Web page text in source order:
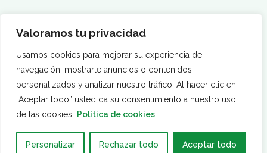
Valoramos tu privacidad
Usamos cookies para mejorar su experiencia de
navegación, mostrarle anuncios o contenidos
personalizados y analizar nuestro tráfico. Al hacer clic en
“Aceptar todo” usted da su consentimiento a nuestro uso
de las cookies.
Política de cookies
Personalizar Rechazar todo Aceptar todo
Síguenos